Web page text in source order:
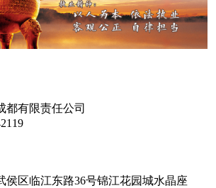
都有限责任公司
侯区临江东路36号锦江花园城水晶座